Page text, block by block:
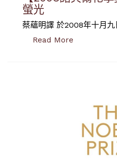
螢光
蔡蘊明譯 於2008年十月
Read More